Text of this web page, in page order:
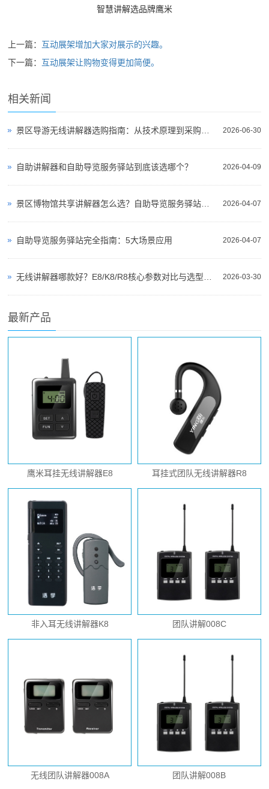
智慧讲解选品牌鹰米
上一篇： 互动展架增加大家对展示的兴趣。
下一篇： 互动展架让购物变得更加简便。
相关新闻
2026-06-30
景区导游无线讲解器选购指南：从技术原理到采购决策
2026-04-09
自助讲解器和自助导览服务驿站到底该选哪个？
2026-04-07
景区博物馆共享讲解器怎么选？自助导览服务驿站部署全攻略（2026版）
2026-04-07
自助导览服务驿站完全指南：5大场景应用
2026-03-30
无线讲解器哪款好？E8/K8/R8核心参数对比与选型指南
最新产品
鹰米耳挂无线讲解器E8 耳挂式团队无线讲解器R8
非入耳无线讲解器K8 团队讲解008C
无线团队讲解器008A 团队讲解008B